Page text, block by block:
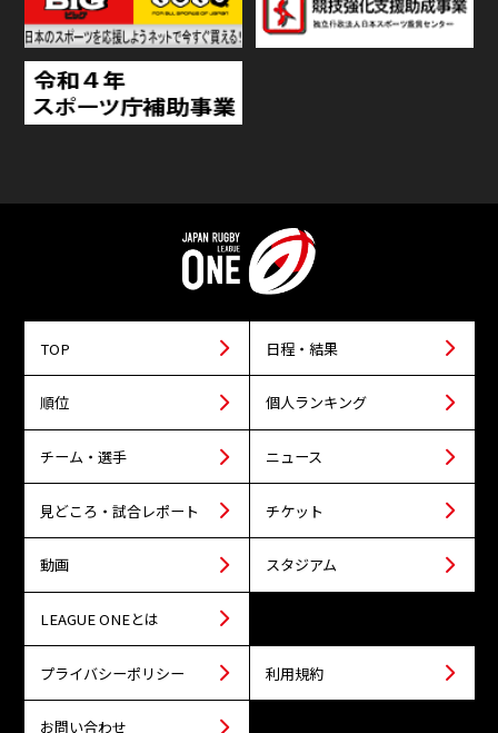
TOP 日程・結果
順位 個人ランキング
チーム・選手 ニュース
見どころ・試合レポート チケット
動画 スタジアム
LEAGUE ONEとは
プライバシーポリシー 利用規約
お問い合わせ